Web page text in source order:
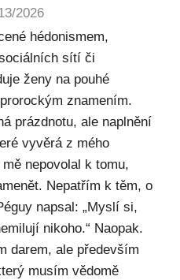
2026
hédonismem,
sítí či
ženy na pouhé
znamením.
prázdnotu, ale naplnění
vyvěrá z mého
nepovolal k tomu,
Nepatřím k těm, o
napsal: „Myslí si,
nikoho.“ Naopak.
darem, ale především
musím vědomě